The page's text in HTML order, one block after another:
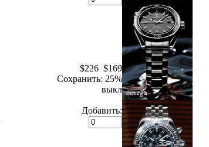
$226 $169
Сохранить: 25%
выкл
Добавить: